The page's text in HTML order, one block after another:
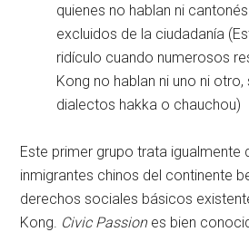
quienes no hablan ni
excluidos de la ciudadanía
ridículo cuando numerosos
Kong no hablan ni uno ni
dialectos hakka o chauchou)
Este primer grupo trata igualmente
inmigrantes chinos del continente
derechos sociales básicos
Kong. Civic Passiones bien